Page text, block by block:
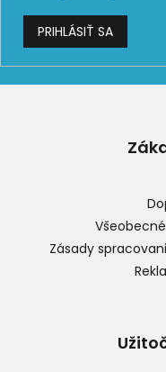
PRIHLÁSIŤ SA
Zásady